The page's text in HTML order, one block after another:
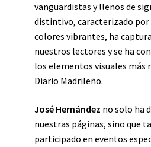
vanguardistas y llenos de
distintivo, caracterizado por
colores vibrantes, ha
nuestros lectores y se ha
los elementos visuales más
Diario Madrileño.
José Hernández no solo ha
nuestras páginas, sino que
participado en eventos